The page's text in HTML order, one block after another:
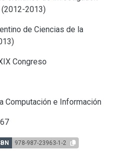
(2012-2013)
de Ciencias de la
Congreso
Computación e Información
978-987-23963-1-2